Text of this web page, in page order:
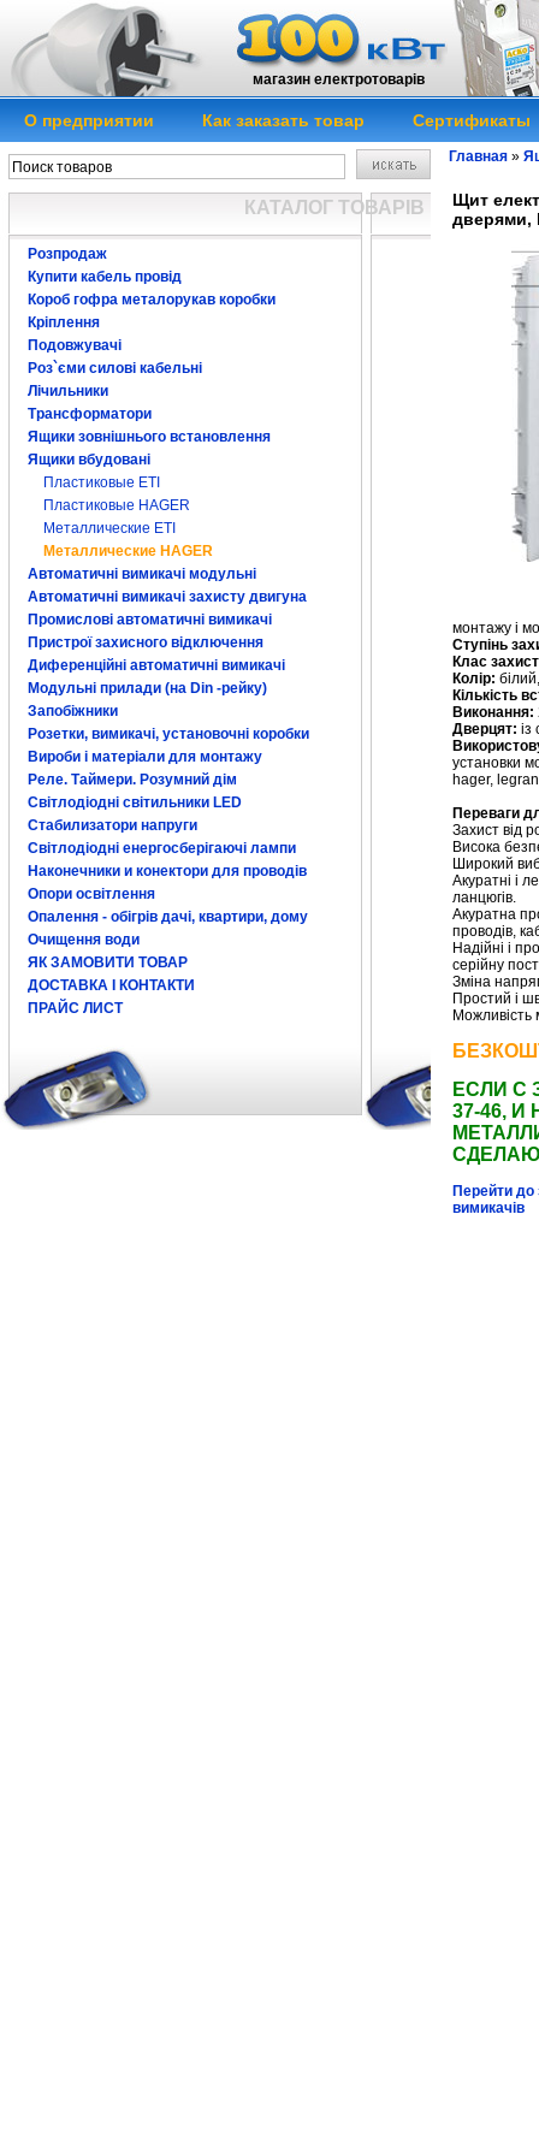
магазин електротоварів
О предприятии Как заказать товар Сертификаты
КАТАЛОГ ТОВАРІВ
Розпродаж
Купити кабель провід
Короб гофра металорукав коробки
Кріплення
Подовжувачі
Роз`єми силові кабельні
Лічильники
Трансформатори
Ящики зовнішнього встановлення
Ящики вбудовані
Пластиковые ЕTI
Пластиковые HAGER
Металлические ETI
Металлические HAGER
Автоматичні вимикачі модульні
Автоматичні вимикачі захисту двигуна
Промислові автоматичні вимикачі
Пристрої захисного відключення
Диференційні автоматичні вимикачі
Модульні прилади (на Din -рейку)
Запобіжники
Розетки, вимикачі, установочні коробки
Вироби і матеріали для монтажу
Реле. Таймери. Розумний дім
Світлодіодні світильники LED
Стабилизатори напруги
Світлодіодні енергосберігаючі лампи
Наконечники и конектори для проводів
Опори освітлення
Опалення - обігрів дачі, квартири, дому
Очищення води
ЯК ЗАМОВИТИ ТОВАР
ДОСТАВКА І КОНТАКТИ
ПРАЙС ЛИСТ
Главная »
Щит
дверями,
монтажу і
Ступінь
Клас
Колір:
Кількість
Виконання:
Дверцят: із
установки
hager,
Переваги
Захист від
Висока
Широкий
Акуратні і
ланцюгів.
Акуратна
проводів,
Надійні і
серійну
Зміна
Простий і
Можливість
ЕСЛИ С
37-46,
Перейти до
вимикачів